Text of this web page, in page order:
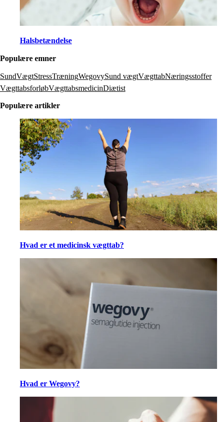
Halsbetændelse
Populære emner
SundVægtStressTræningWegovySund vægtVægttabNæringsstoffer
VægttabsforløbVægttabsmedicinDiætist
Populære artikler
Hvad er et medicinsk vægttab?
Hvad er Wegovy?